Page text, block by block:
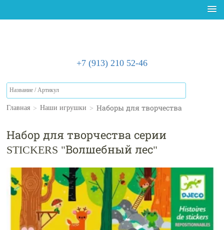
+7 (913) 210 52-46
Главная > Наши игрушки > Наборы для творчества
Набор для творчества серии
STICKERS "Волшебный лес"